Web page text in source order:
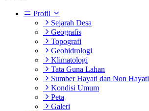
Profil
Sejarah Desa
Geografis
Topografi
Geohidrologi
Klimatologi
Tata Guna Lahan
Sumber Hayati dan Non Hayati
Kondisi Umum
Peta
Galeri